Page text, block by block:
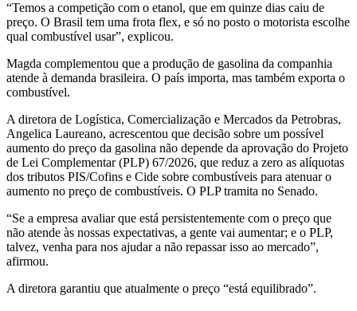
“Temos a competição com o etanol, que em quinze dias caiu de
preço. O Brasil tem uma frota flex, e só no posto o motorista escolhe
qual combustível usar”, explicou.
Magda complementou que a produção de gasolina da companhia
atende à demanda brasileira. O país importa, mas também exporta o
combustível.
A diretora de Logística, Comercialização e Mercados da Petrobras,
Angelica Laureano, acrescentou que decisão sobre um possível
aumento do preço da gasolina não depende da aprovação do Projeto
de Lei Complementar (PLP) 67/2026, que reduz a zero as alíquotas
dos tributos PIS/Cofins e Cide sobre combustíveis para atenuar o
aumento no preço de combustíveis. O PLP tramita no Senado.
“Se a empresa avaliar que está persistentemente com o preço que
não atende às nossas expectativas, a gente vai aumentar; e o PLP,
talvez, venha para nos ajudar a não repassar isso ao mercado”,
afirmou.
A diretora garantiu que atualmente o preço “está equilibrado”.